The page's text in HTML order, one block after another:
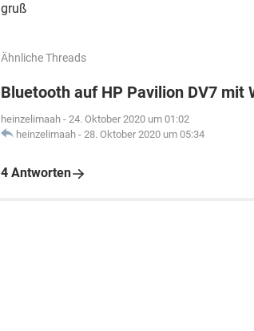
gruß
Ähnliche Threads
Bluetooth auf HP Pavilion DV7 mit
heinzelimaah - 24. Oktober 2020 um 01:02
heinzelimaah - 28. Oktober 2020 um 05:34
4 Antworten